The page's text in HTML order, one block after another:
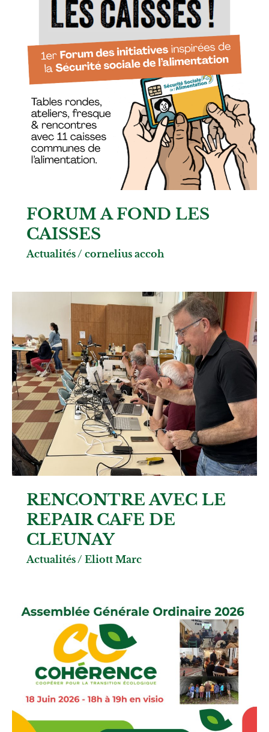
FORUM A FOND LES
CAISSES
Actualités/ cornelius accoh
RENCONTRE AVEC LE
REPAIR CAFE DE
CLEUNAY
Actualités/ Eliott Marc